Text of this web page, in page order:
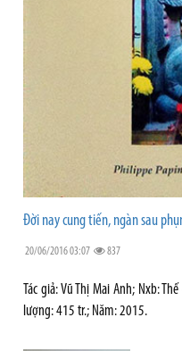
Đời nay cung tiến, ngàn sau
20/06/2016 03:07 837
Tác giả: Vũ Thị Mai Anh; Nxb:
lượng: 415 tr.; Năm: 2015.